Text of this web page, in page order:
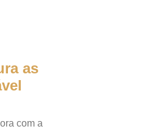
as
com a